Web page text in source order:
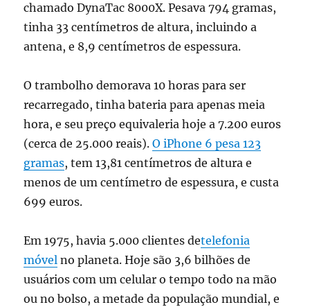
chamado DynaTac 8000X. Pesava 794 gramas,
tinha 33 centímetros de altura, incluindo a
antena, e 8,9 centímetros de espessura.
O trambolho demorava 10 horas para ser
recarregado, tinha bateria para apenas meia
hora, e seu preço equivaleria hoje a 7.200 euros
(cerca de 25.000 reais).O iPhone 6 pesa 123
gramas, tem 13,81 centímetros de altura e
menos de um centímetro de espessura, e custa
699 euros.
Em 1975, havia 5.000 clientes detelefonia
móvel no planeta. Hoje são 3,6 bilhões de
usuários com um celular o tempo todo na mão
ou no bolso, a metade da população mundial, e